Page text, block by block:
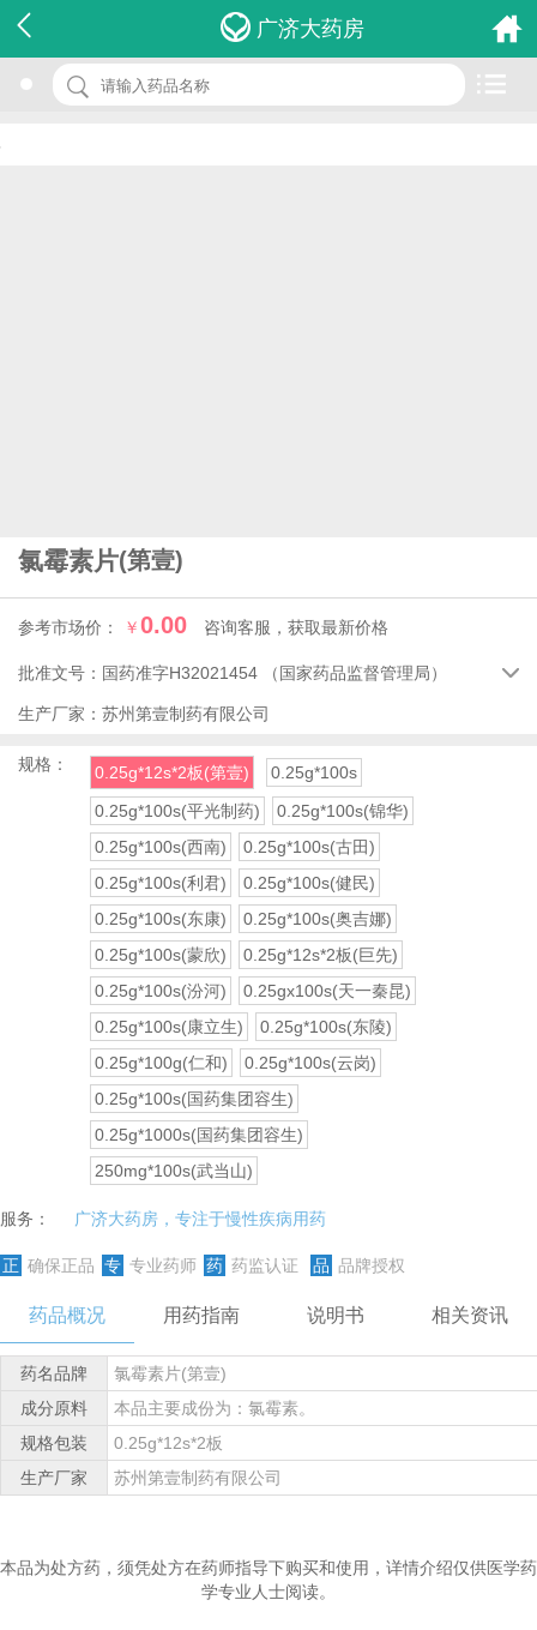
广济大药房
氯霉素片(第壹)
参考市场价： ￥0.00 咨询客服，获取最新价格
名 称：氯霉素片
品 牌：(第壹)
批准文号： 国药准字H32021454 （国家药品监督管理局） 
生产厂家： 苏州第壹制药有限公司
规格： 0.25g*12s*2板(第壹)
0.25g*100s
0.25g*100s(平光制药)
0.25g*100s(锦华)
0.25g*100s(西南)
0.25g*100s(古田)
0.25g*100s(利君)
0.25g*100s(健民)
0.25g*100s(东康)
0.25g*100s(奥吉娜)
0.25g*100s(蒙欣)
0.25g*12s*2板(巨先)
0.25g*100s(汾河)
0.25gx100s(天一秦昆)
0.25g*100s(康立生)
0.25g*100s(东陵)
0.25g*100g(仁和)
0.25g*100s(云岗)
0.25g*100s(国药集团容生)
0.25g*1000s(国药集团容生)
250mg*100s(武当山)
服务： 广济大药房，专注于慢性疾病用药
正 确保正品 专 专业药师 药 药监认证 品 品牌授权
药品概况 用药指南 说明书 相关资讯
药名品牌
氯霉素片(第壹)
成分原料
本品主要成份为：氯霉素。
规格包装
0.25g*12s*2板
生产厂家
苏州第壹制药有限公司
本品为处方药，须凭处方在药师指导下购买和使用，详情介绍仅供医学药
学专业人士阅读。